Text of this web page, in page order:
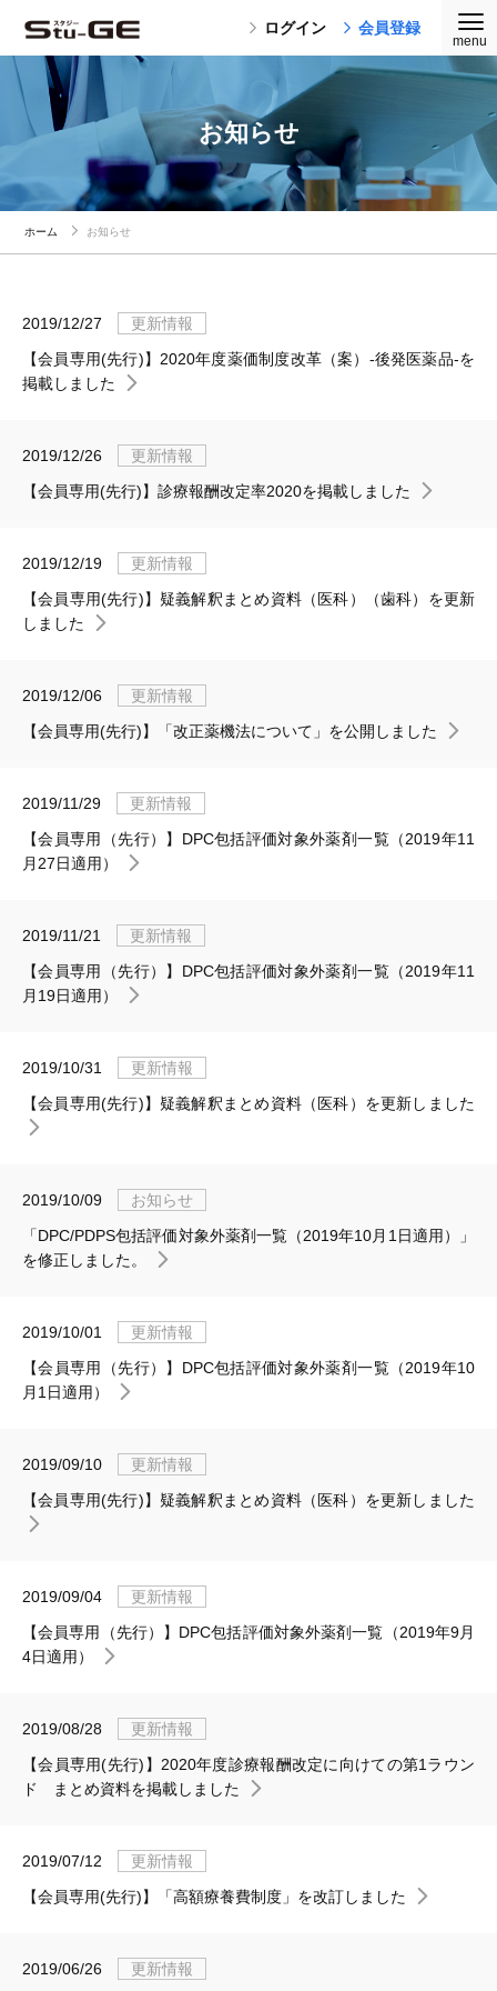
ログイン 会員登録
お知らせ
ホーム お知らせ
2019/12/27
更新情報
【会員専用(先行)】2020年度薬価制度改革（案）-後発医薬品-を
掲載しました
2019/12/26
更新情報
【会員専用(先行)】診療報酬改定率2020を掲載しました
2019/12/19
更新情報
【会員専用(先行)】疑義解釈まとめ資料（医科）（歯科）を更新
しました
2019/12/06
更新情報
【会員専用(先行)】「改正薬機法について」を公開しました
2019/11/29
更新情報
【会員専用（先行）】DPC包括評価対象外薬剤一覧（2019年11
月27日適用）
2019/11/21
更新情報
【会員専用（先行）】DPC包括評価対象外薬剤一覧（2019年11
月19日適用）
2019/10/31
更新情報
【会員専用(先行)】疑義解釈まとめ資料（医科）を更新しました
2019/10/09
お知らせ
「DPC/PDPS包括評価対象外薬剤一覧（2019年10月1日適用）」
を修正しました。
2019/10/01
更新情報
【会員専用（先行）】DPC包括評価対象外薬剤一覧（2019年10
月1日適用）
2019/09/10
更新情報
【会員専用(先行)】疑義解釈まとめ資料（医科）を更新しました
2019/09/04
更新情報
【会員専用（先行）】DPC包括評価対象外薬剤一覧（2019年9月
4日適用）
2019/08/28
更新情報
【会員専用(先行)】2020年度診療報酬改定に向けての第1ラウン
ド まとめ資料を掲載しました
2019/07/12
更新情報
【会員専用(先行)】「高額療養費制度」を改訂しました
2019/06/26 更新情報